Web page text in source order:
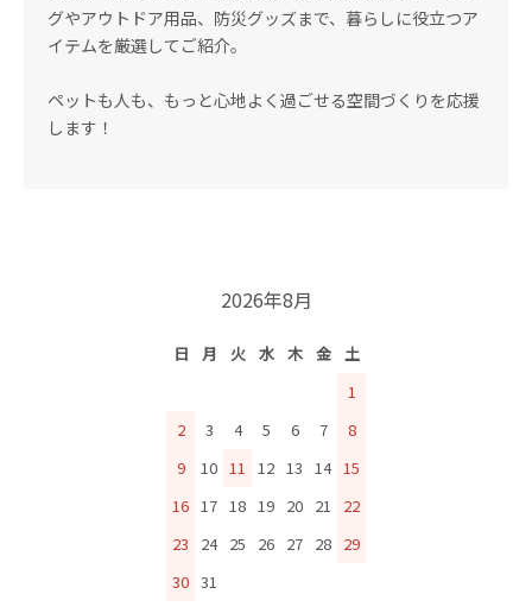
グやアウトドア用品、防災グッズまで、暮らしに役立つア
イテムを厳選してご紹介。
ペットも人も、もっと心地よく過ごせる空間づくりを応援
します！
2026年8月
日 月 火 水 木 金
土
1
2
3 4 5 6 7
8
9
10 11 12 13 14 15
16 17 18 19 20 21
22
23
24 25 26 27 28 29
30 31